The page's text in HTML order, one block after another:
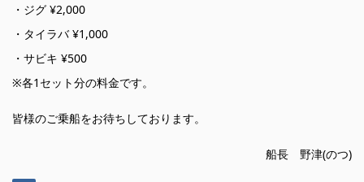
・ジグ ¥2,000
・タイラバ ¥1,000
・サビキ ¥500
※各1セット分の料金です。
皆様のご乗船をお待ちしております。
船長 野津(のつ)